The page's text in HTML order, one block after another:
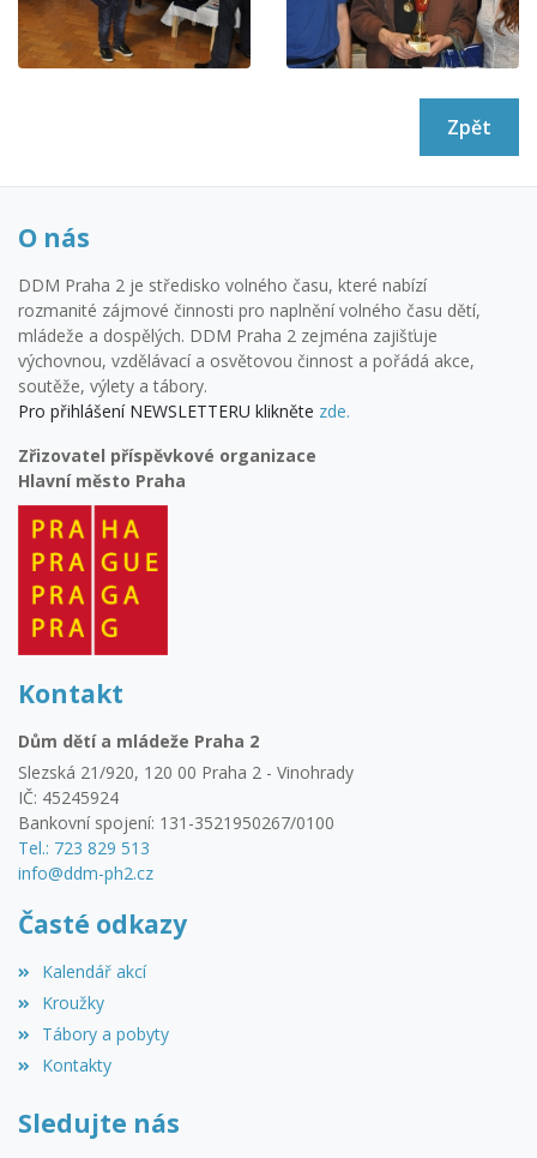
Zpět
O nás
DDM Praha 2 je středisko volného času, které nabízí
rozmanité zájmové činnosti pro naplnění volného času dětí,
mládeže a dospělých. DDM Praha 2 zejména zajišťuje
výchovnou, vzdělávací a osvětovou činnost a pořádá akce,
soutěže, výlety a tábory.
Pro přihlášení NEWSLETTERU klikněte zde.
Zřizovatel příspěvkové organizace
Hlavní město Praha
Kontakt
Dům dětí a mládeže Praha 2
Slezská 21/920, 120 00 Praha 2 - Vinohrady
IČ: 45245924
Bankovní spojení: 131-3521950267/0100
Tel.: 723 829 513
info@ddm-ph2.cz
Časté odkazy
Kalendář akcí
Kroužky
Tábory a pobyty
Kontakty
Sledujte nás